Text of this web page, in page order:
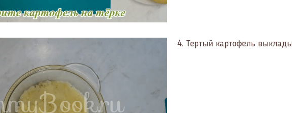
4. Тертый картофель